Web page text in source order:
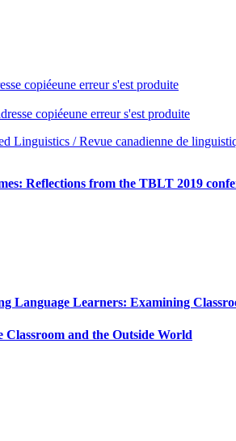
copiéeune erreur s'est produite
copiéeune erreur s'est produite
Linguistics / Revue canadienne de
Reflections from the TBLT 2019
Language Learners: Examining
and the Outside World